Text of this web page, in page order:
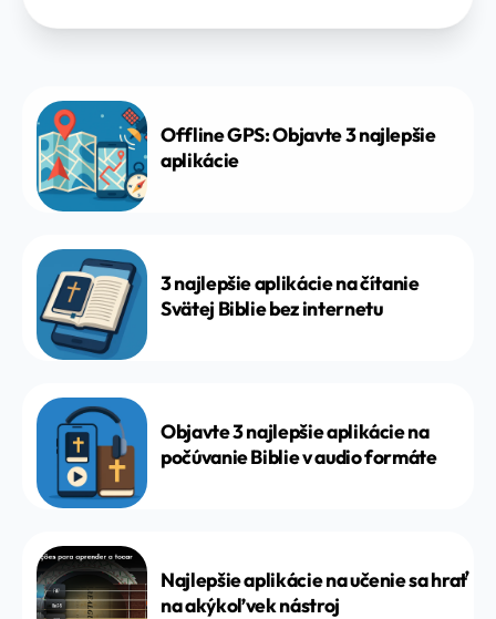
Offline GPS: Objavte 3 najlepšie
aplikácie
3 najlepšie aplikácie na čítanie
Svätej Biblie bez internetu
Objavte 3 najlepšie aplikácie na
počúvanie Biblie v audio formáte
Najlepšie aplikácie na učenie sa hrať
na akýkoľvek nástroj